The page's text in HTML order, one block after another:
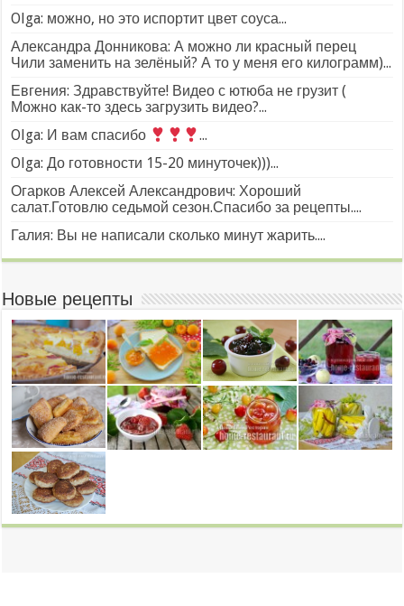
Olga: можно, но это испортит цвет соуса...
Александра Донникова: А можно ли красный перец
Чили заменить на зелёный? А то у меня его килограмм)...
Евгения: Здравствуйте! Видео с ютюба не грузит (
Можно как-то здесь загрузить видео?...
Olga: И вам спасибо
...
Olga: До готовности 15-20 минуточек)))...
Огарков Алексей Александрович: Хороший
салат.Готовлю седьмой сезон.Спасибо за рецепты....
Галия: Вы не написали сколько минут жарить....
Новые рецепты